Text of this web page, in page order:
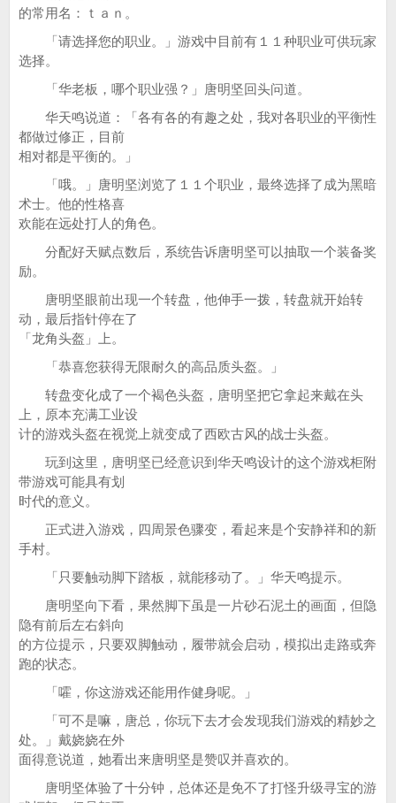
的常用名：ｔａｎ。
「请选择您的职业。」游戏中目前有１１种职业可供玩家
选择。
「华老板，哪个职业强？」唐明坚回头问道。
华天鸣说道：「各有各的有趣之处，我对各职业的平衡性
都做过修正，目前
相对都是平衡的。」
「哦。」唐明坚浏览了１１个职业，最终选择了成为黑暗
术士。他的性格喜
欢能在远处打人的角色。
分配好天赋点数后，系统告诉唐明坚可以抽取一个装备奖
励。
唐明坚眼前出现一个转盘，他伸手一拨，转盘就开始转
动，最后指针停在了
「龙角头盔」上。
「恭喜您获得无限耐久的高品质头盔。」
转盘变化成了一个褐色头盔，唐明坚把它拿起来戴在头
上，原本充满工业设
计的游戏头盔在视觉上就变成了西欧古风的战士头盔。
玩到这里，唐明坚已经意识到华天鸣设计的这个游戏柜附
带游戏可能具有划
时代的意义。
正式进入游戏，四周景色骤变，看起来是个安静祥和的新
手村。
「只要触动脚下踏板，就能移动了。」华天鸣提示。
唐明坚向下看，果然脚下虽是一片砂石泥土的画面，但隐
隐有前后左右斜向
的方位提示，只要双脚触动，履带就会启动，模拟出走路或奔
跑的状态。
「嚯，你这游戏还能用作健身呢。」
「可不是嘛，唐总，你玩下去才会发现我们游戏的精妙之
处。」戴娆娆在外
面得意说道，她看出来唐明坚是赞叹并喜欢的。
唐明坚体验了十分钟，总体还是免不了打怪升级寻宝的游